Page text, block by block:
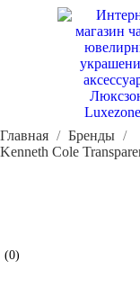
Главная Бренды
Kenneth Cole
(0)